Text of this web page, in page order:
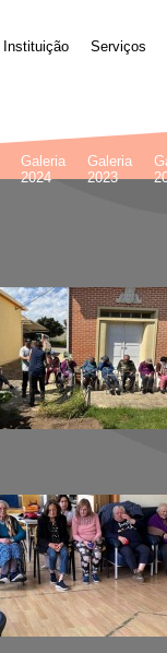
Instituição Serviços
Galeria
2024
Galeria
2023